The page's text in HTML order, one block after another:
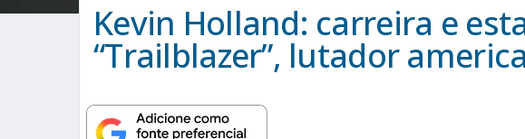
Kevin Holland: carreira e
“Trailblazer”, lutador